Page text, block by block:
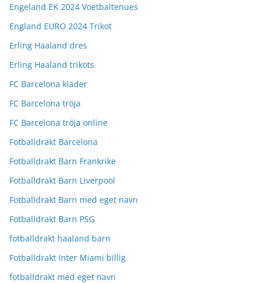
Engeland EK 2024 Voetbaltenues
England EURO 2024 Trikot
Erling Haaland dres
Erling Haaland trikots
FC Barcelona kläder
FC Barcelona tröja
FC Barcelona tröja online
Fotballdrakt Barcelona
Fotballdrakt Barn Frankrike
Fotballdrakt Barn Liverpool
Fotballdrakt Barn med eget navn
Fotballdrakt Barn PSG
fotballdrakt haaland barn
Fotballdrakt Inter Miami billig
fotballdrakt med eget navn